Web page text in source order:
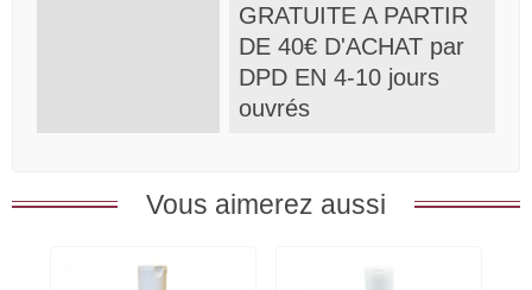
GRATUITE A PARTIR
DE 40€ D'ACHAT par
DPD EN 4-10 jours
ouvrés
Vous aimerez aussi